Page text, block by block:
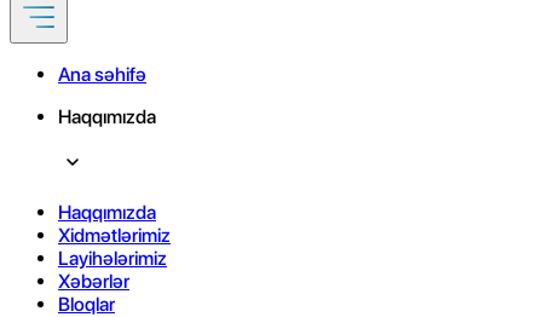
Ana səhifə
Haqqımızda
Haqqımızda
Xidmətlərimiz
Layihələrimiz
Xəbərlər
Bloqlar